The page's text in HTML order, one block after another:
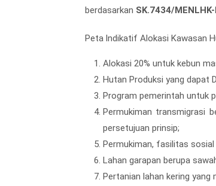
berdasarkan SK.7434/
Peta lndikatif Alokasi Kawasan
Alokasi 20% untuk kebun
Hutan Produksi yang dapat
Program pemerintah untuk
Permukiman transmigrasi
persetujuan prinsip;
Permukiman, fasilitas
Lahan garapan berupa
Pertanian lahan kering